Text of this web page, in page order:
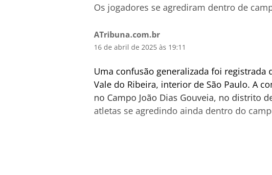
Os jogadores se agrediram dentro de
ATribuna.com.br
16 de abril de 2025 às 19:11
Uma confusão generalizada foi
Vale do Ribeira, interior de São Paulo. A
no Campo João Dias Gouveia, no distrito
atletas se agredindo ainda dentro do